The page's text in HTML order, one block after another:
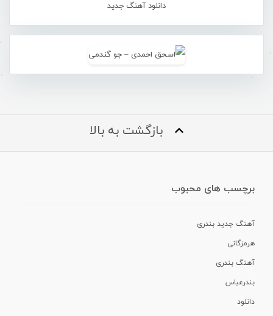
دانلود آهنگ جدید
بازگشت به بالا
برچسب های محبوب
آهنگ جدید بندری
هرمزگانی
آهنگ بندری
بندرعباس
دانلود